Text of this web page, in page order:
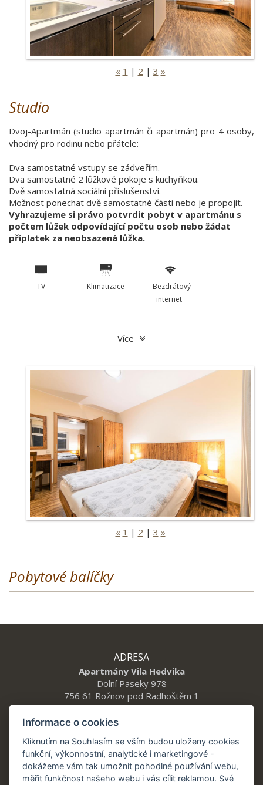
« 1 | 2 | 3 »
Studio
Dvoj-Apartmán (studio apartmán či apartmán) pro 4 osoby,
vhodný pro rodinu nebo přátele:
Dva samostatné vstupy se zádveřím.
Dva samostatné 2 lůžkové pokoje s kuchyňkou.
Dvě samostatná sociální příslušenství.
Možnost ponechat dvě samostatné části nebo je propojit.
Vyhrazujeme si právo potvrdit pobyt v apartmánu s
počtem lůžek odpovídající počtu osob nebo žádat
příplatek za neobsazená lůžka.
TV Klimatizace
Bezdrátový
internet
Více
« 1 | 2 | 3 »
Pobytové balíčky
ADRESA
Apartmány Vila Hedvika
Dolní Paseky 978
756 61 Rožnov pod Radhoštěm 1
KONTAKT
Tel.: +420 777 912 014
vilahedvika@a21.cz
Informace o cookies
Kliknutím na Souhlasím se vším budou uloženy cookies
funkční, výkonnostní, analytické i marketingové -
dokážeme vám tak umožnit pohodlné používání webu,
měřit funkčnost našeho webu i vás cílit reklamou. Své